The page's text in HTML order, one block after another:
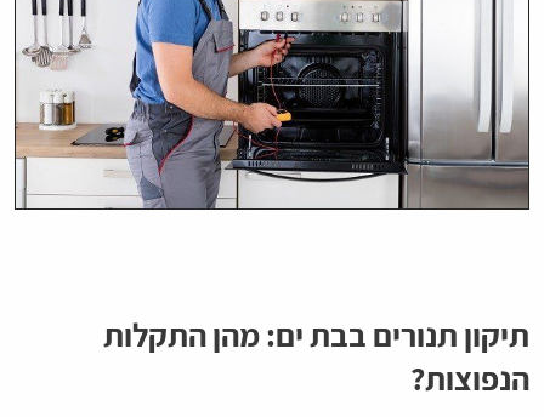
תיקון תנורים בבת ים: מהן התקלות
הנפוצות?